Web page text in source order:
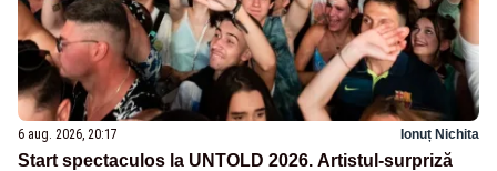
6 aug. 2026, 20:17 Ionuț Nichita
Start spectaculos la UNTOLD 2026. Artistul-surpriză